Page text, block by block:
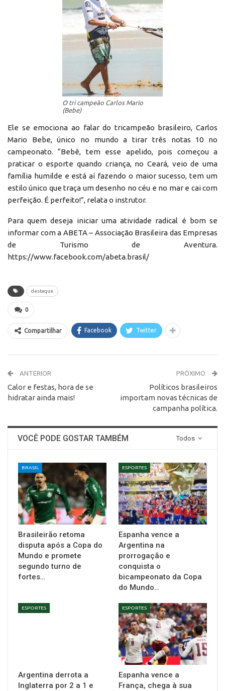
O tri campeão Carlos Mario
(Bebe)
Ele se emociona ao falar do tricampeão brasileiro, Carlos
Mario Bebe, único no mundo a tirar três notas 10 no
campeonato. “Bebê, tem esse apelido, pois começou a
praticar o esporte quando criança, no Ceará, veio de uma
família humilde e está aí fazendo o maior sucesso, tem um
estilo único que traça um desenho no céu e no mar e cai com
perfeição. É perfeito!”, relata o instrutor.
Para quem deseja iniciar uma atividade radical é bom se
informar com a ABETA – Associação Brasileira das Empresas
de Turismo de Aventura.
https://www.facebook.com/abeta.brasil/
destaque
0
Compartilhar Facebook Twitter
ANTERIOR
Calor e festas, hora de se
hidratar ainda mais!
PRÓXIMO
Políticos brasileiros
importam novas técnicas de
campanha política.
Todos
VOCÊ PODE GOSTAR TAMBÉM
BRASIL
Brasileirão retoma
disputa após a Copa do
Mundo e promete
segundo turno de
fortes…
ESPORTES
Espanha vence a
Argentina na
prorrogação e
conquista o
bicampeonato da Copa
do Mundo…
ESPORTES
Argentina derrota a
Inglaterra por 2 a 1 e
ESPORTES
Espanha vence a
França, chega à sua